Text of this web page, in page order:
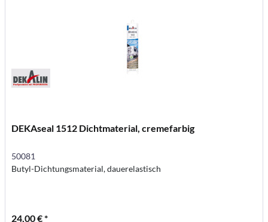
DEKAseal 1512 Dichtmaterial, cremefarbig
50081
Butyl-Dichtungsmaterial, dauerelastisch
24,00 € *